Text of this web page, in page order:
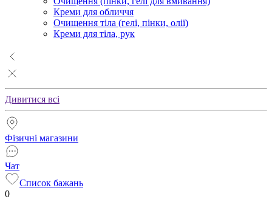
Креми для обличчя
Очищення тіла (гелі, пінки, олії)
Креми для тіла, рук
Дивитися всі
Фізичні магазини
Чат
Список бажань
0